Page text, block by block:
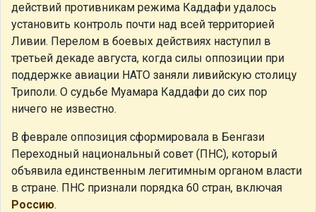
действий противникам режима Каддафи удалось
установить контроль почти над всей территорией
Ливии. Перелом в боевых действиях наступил в
третьей декаде августа, когда силы оппозиции при
поддержке авиации НАТО заняли ливийскую столицу
Триполи. О судьбе Муамара Каддафи до сих пор
ничего не известно.
В феврале оппозиция сформировала в Бенгази
Переходный национальный совет (ПНС), который
объявила единственным легитимным органом власти
в стране. ПНС признали порядка 60 стран, включая
Россию.